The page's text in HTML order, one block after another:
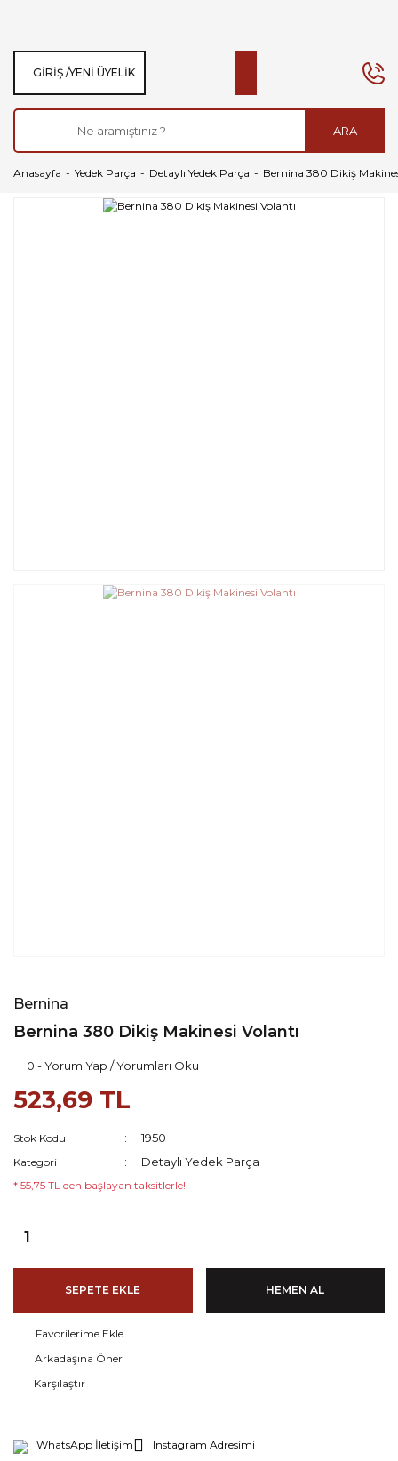
ARA
GIRIŞ /YENI ÜYELIK
Anasayfa Yedek Parça Detaylı Yedek Parça Bernina 380 Dikiş
Bernina
Bernina 380 Dikiş Makinesi Volantı
0 - Yorum Yap / Yorumları Oku
523,69 TL
Stok Kodu 1950
Kategori Detaylı Yedek Parça
* 55,75 TL den başlayan taksitlerle!
SEPETE EKLE HEMEN AL
Arkadaşına Öner
Karşılaştır
WhatsApp İletişim Instagram Adresimi